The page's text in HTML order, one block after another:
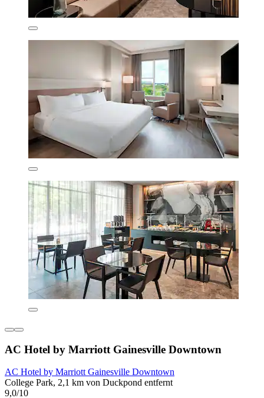
AC Hotel by Marriott Gainesville Downtown
AC Hotel by Marriott Gainesville Downtown
College Park, 2,1 km von Duckpond entfernt
9,0/10